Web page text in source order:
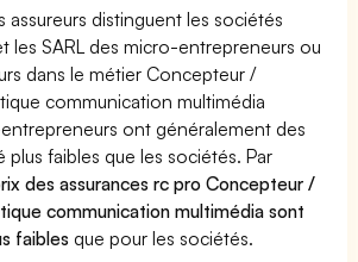
assureurs distinguent les sociétés
les SARL des micro-entrepreneurs ou
dans le métier Concepteur /
communication multimédia
ont généralement des
plus faibles que les sociétés. Par
des assurances rc pro Concepteur /
communication multimédia sont
faibles que pour les sociétés.